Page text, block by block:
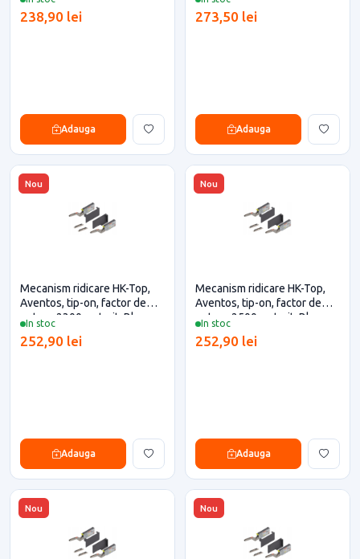
238,90 lei
Adauga
273,50 lei
Adauga
Nou
In stoc
Mecanism ridicare HK-Top,
Aventos, tip-on, factor de
putere 2300, antrcit, Blum
eficiente
252,90 lei
Adauga
Nou
In stoc
Mecanism ridicare HK-Top,
Aventos, tip-on, factor de
putere 2500, antrcit, Blum
eficiente
252,90 lei
Adauga
Nou Nou